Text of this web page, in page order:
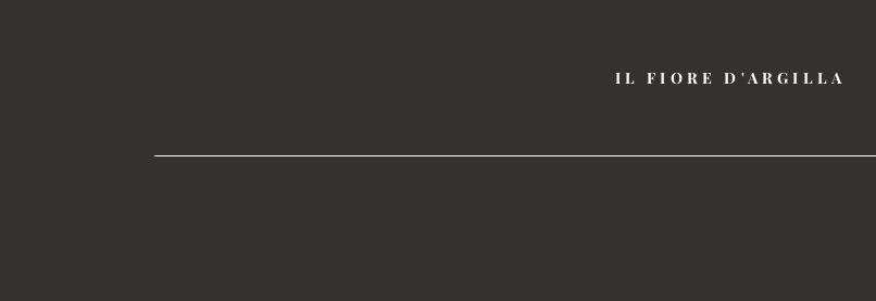
IL FIORE D'ARGILLA